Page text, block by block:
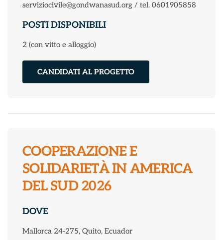
serviziocivile@gondwanasud.org / tel. 0601905858
POSTI DISPONIBILI
2 (con vitto e alloggio)
CANDIDATI AL PROGETTO
COOPERAZIONE E
SOLIDARIETÀ IN AMERICA
DEL SUD 2026
DOVE
Mallorca 24-275, Quito, Ecuador